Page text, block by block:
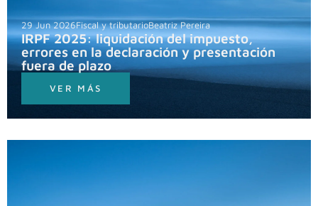
VER MÁS
IRPF 2025: liquidación del impuesto,
errores en la declaración y presentación
fuera de plazo
29 Jun 2026Fiscal y tributarioBeatriz Pereira